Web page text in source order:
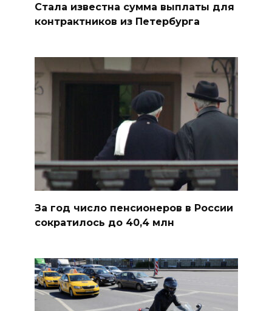
Стала известна сумма выплаты для
контрактников из Петербурга
За год число пенсионеров в России
сократилось до 40,4 млн